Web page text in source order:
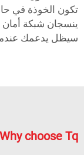
تكون الخوذة في
ينسجان شبكة
سيظل يدعمك عندما
Why choose Tq قالب الخوذة?